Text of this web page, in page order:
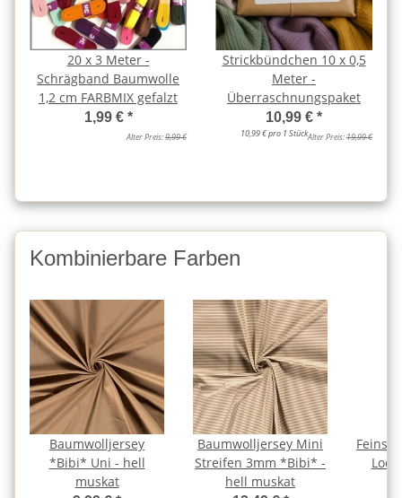
20 x 3 Meter -
Schrägband Baumwolle
1,2 cm FARBMIX gefalzt
1,99 € *
Alter Preis:9,99 €
Strickbündchen 10 x 0,5
Meter -
Überraschnungspaket
10,99 € *
10,99 € pro 1 StückAlter Preis:19,99 €
Kombinierbare Farben
Baumwolljersey
*Bibi* Uni - hell
muskat
Baumwolljersey Mini
Streifen 3mm *Bibi* -
hell muskat